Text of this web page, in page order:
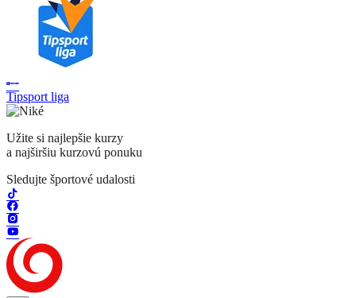
Tipsport liga
Užite si najlepšie kurzy
a najširšiu kurzovú ponuku
Sledujte športové udalosti